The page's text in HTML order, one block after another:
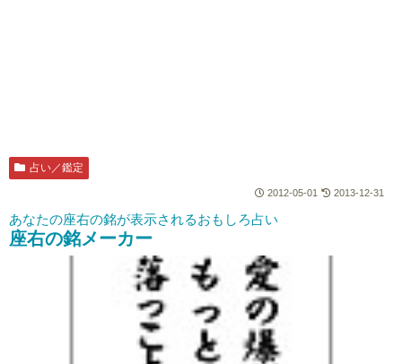
占い／鑑定
2012-05-01 2013-12-31
あなたの座右の銘が表示されるおもしろ占い
座右の銘メーカー